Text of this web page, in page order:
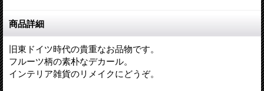
商品詳細
旧東ドイツ時代の貴重なお品物です。
フルーツ柄の素朴なデカール。
インテリア雑貨のリメイクにどうぞ。